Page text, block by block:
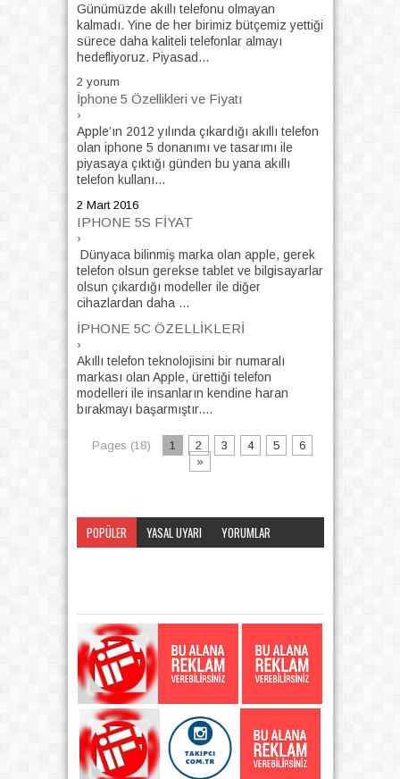
Günümüzde akıllı telefonu olmayan
kalmadı. Yine de her birimiz bütçemiz yettiği
sürece daha kaliteli telefonlar almayı
hedefliyoruz. Piyasad...
2 yorum
İphone 5 Özellikleri ve Fiyatı
›
Apple’ın 2012 yılında çıkardığı akıllı telefon
olan iphone 5 donanımı ve tasarımı ile
piyasaya çıktığı günden bu yana akıllı
telefon kullanı...
2 Mart 2016
IPHONE 5S FİYAT
›
Dünyaca bilinmiş marka olan apple, gerek
telefon olsun gerekse tablet ve bilgisayarlar
olsun çıkardığı modeller ile diğer
cihazlardan daha ...
İPHONE 5C ÖZELLİKLERİ
›
Akıllı telefon teknolojisini bir numaralı
markası olan Apple, ürettiği telefon
modelleri ile insanların kendine haran
bırakmayı başarmıştır....
Pages (18) 1 2 3 4 5
6
»
POPÜLER YASAL UYARI
YORUMLAR